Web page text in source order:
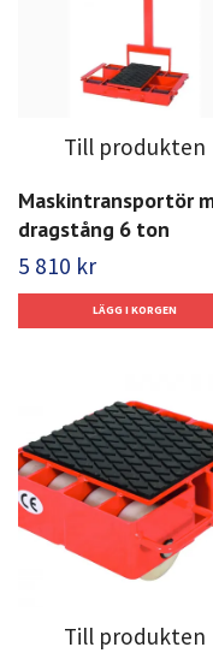
Till produkten
Maskintransportör
dragstång 6 ton
5 810 kr
Till produkten